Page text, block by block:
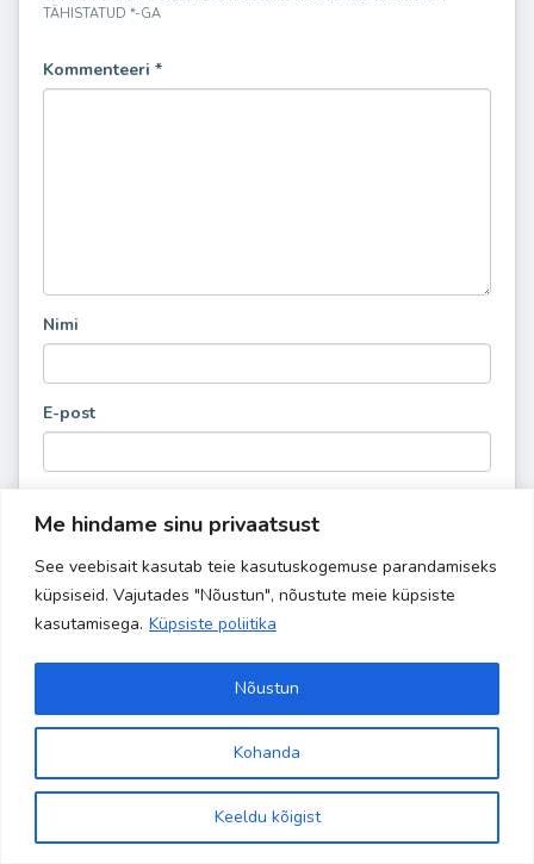
Me hindame sinu privaatsust
See veebisait kasutab teie kasutuskogemuse parandamiseks
küpsiseid. Vajutades "Nõustun", nõustute meie küpsiste
kasutamisega. Küpsiste poliitika
Kohanda
Keeldu kõigist
Nõustun
TÄHISTATUD *-GA
Kommenteeri *
Nimi
E-post
Copyright 2024 Banaanisaar | All Rights Reserved | Powered by
kodulehehaldus.com
Site is using a trial version of the theme. Please enter your
purchase code in theme settings to activate it or
wordpress theme here